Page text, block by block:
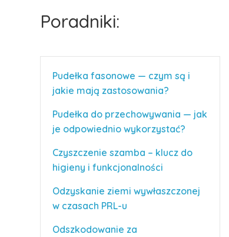
Poradniki:
Pudełka fasonowe — czym są i
jakie mają zastosowania?
Pudełka do przechowywania — jak
je odpowiednio wykorzystać?
Czyszczenie szamba – klucz do
higieny i funkcjonalności
Odzyskanie ziemi wywłaszczonej
w czasach PRL-u
Odszkodowanie za